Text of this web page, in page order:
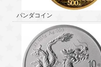
パンダコイン